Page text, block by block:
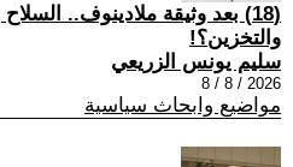
(18) بعد وثيقة ملادينوف..
والتخزين؟!
سليم يونس الزريعي
2026 / 8 / 8
مواضيع وابحاث سياسية